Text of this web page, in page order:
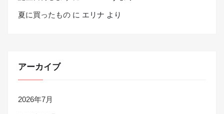
夏に買ったもの に エリナ より
アーカイブ
2026年7月